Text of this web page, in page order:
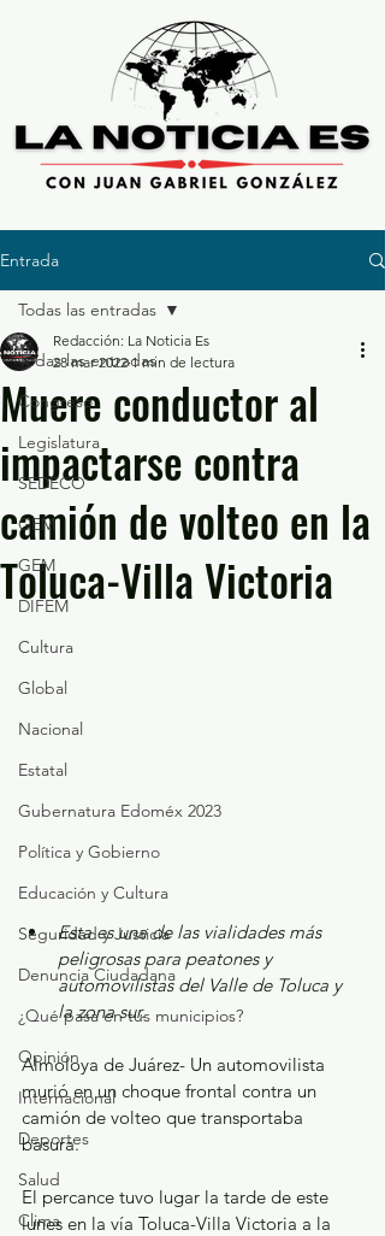
Entrada
Todas las entradas
Congreso
Legislatura
SEDECO
GEM
GEM
DIFEM
Cultura
Global
Nacional
Estatal
Gubernatura Edoméx 2023
Política y Gobierno
Educación y Cultura
Seguridad y Justicia
Denuncia Ciudadana
¿Qué pasa en tus municipios?
Opinión
Internacional
Deportes
Salud
Clima
Todas las entradas
Muere conductor al
impactarse contra
camión de volteo en la
Toluca-Villa Victoria
Redacción: La Noticia Es
28 mar 2022 1 min de lectura
Esta es una de las vialidades más
peligrosas para peatones y
automovilistas del Valle de Toluca y
la zona sur.
Almoloya de Juárez- Un automovilista
murió en un choque frontal contra un
camión de volteo que transportaba
basura.
El percance tuvo lugar la tarde de este
lunes en la vía Toluca-Villa Victoria a la